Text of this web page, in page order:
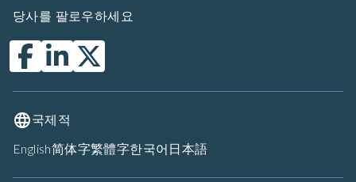
당사를 팔로우하세요
국제적
English简体字繁體字한국어 日本語